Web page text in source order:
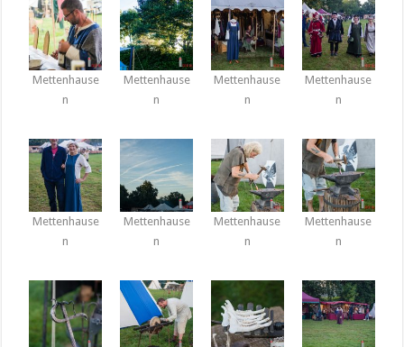
Mettenhause
n
Mettenhause
n
Mettenhause
n
Mettenhause
n
Mettenhause
n
Mettenhause
n
Mettenhause
n
Mettenhause
n